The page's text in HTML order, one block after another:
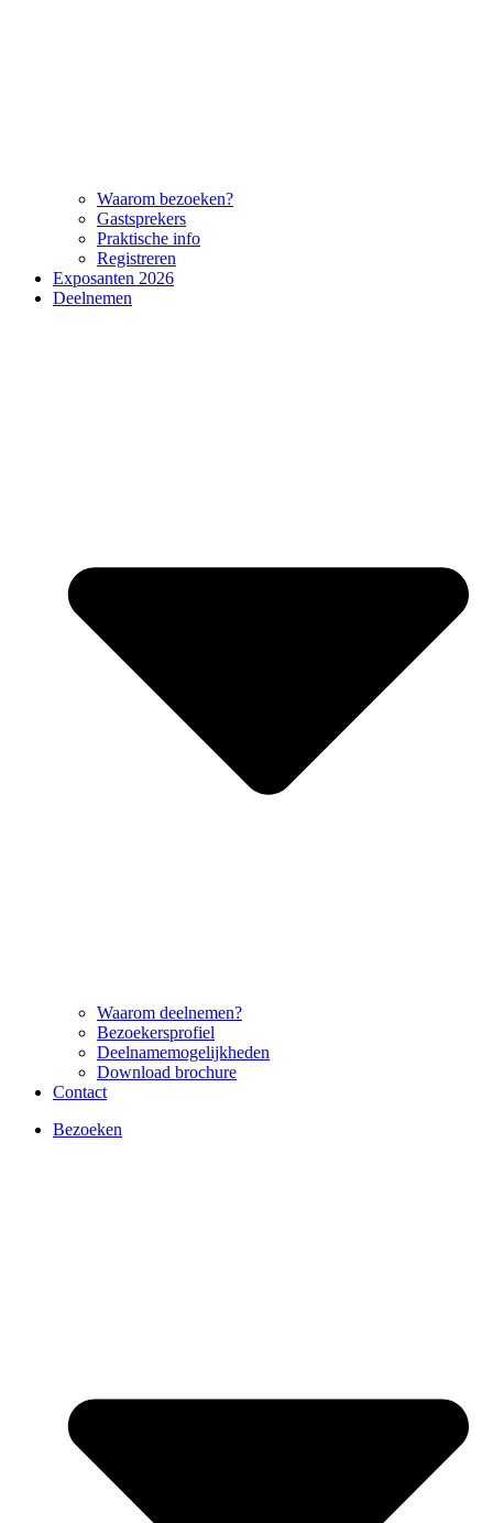
Waarom bezoeken?
Gastsprekers
Praktische info
Registreren
Exposanten 2026
Deelnemen
Waarom deelnemen?
Bezoekersprofiel
Deelnamemogelijkheden
Download brochure
Contact
Bezoeken